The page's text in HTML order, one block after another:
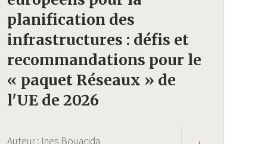
planification des
infrastructures : défis et
recommandations pour le
« paquet Réseaux » de
l'UE de 2026
Auteur : Ines Bouacida